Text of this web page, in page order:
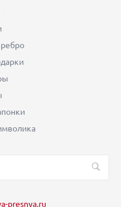
presnya.ru